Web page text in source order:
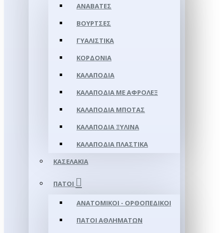
ΑΝΑΒΆΤΕΣ
ΒΟΎΡΤΣΕΣ
ΓΥΑΛΙΣΤΙΚΆ
ΚΟΡΔΌΝΙΑ
ΚΑΛΑΠΌΔΙΑ
ΚΑΛΑΠΌΔΙΑ ΜΕ ΑΦΡΟΛΕΞ
ΚΑΛΑΠΌΔΙΑ ΜΠΌΤΑΣ
ΚΑΛΑΠΌΔΙΑ ΞΎΛΙΝΑ
ΚΑΛΑΠΌΔΙΑ ΠΛΑΣΤΙΚΆ
ΚΑΣΕΛΆΚΙΑ
ΠΆΤΟΙ
ΑΝΑΤΟΜΙΚΟΊ - ΟΡΘΟΠΕΔΙΚΟΊ
ΠΆΤΟΙ ΑΘΛΗΜΆΤΩΝ